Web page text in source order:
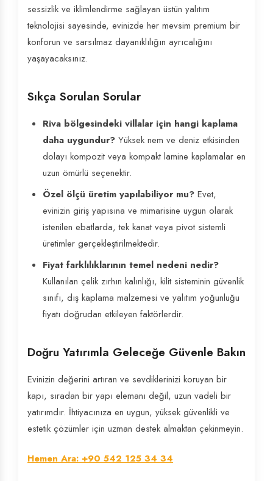
sessizlik ve iklimlendirme sağlayan üstün yalıtım
teknolojisi sayesinde, evinizde her mevsim premium bir
konforun ve sarsılmaz dayanıklılığın ayrıcalığını
yaşayacaksınız.
Sıkça Sorulan Sorular
Riva bölgesindeki villalar için hangi kaplama
daha uygundur? Yüksek nem ve deniz etkisinden
dolayı kompozit veya kompakt lamine kaplamalar en
uzun ömürlü seçenektir.
Özel ölçü üretim yapılabiliyor mu? Evet,
evinizin giriş yapısına ve mimarisine uygun olarak
istenilen ebatlarda, tek kanat veya pivot sistemli
üretimler gerçekleştirilmektedir.
Fiyat farklılıklarının temel nedeni nedir?
Kullanılan çelik zırhın kalınlığı, kilit sisteminin güvenlik
sınıfı, dış kaplama malzemesi ve yalıtım yoğunluğu
fiyatı doğrudan etkileyen faktörlerdir.
Doğru Yatırımla Geleceğe Güvenle Bakın
Evinizin değerini artıran ve sevdiklerinizi koruyan bir
kapı, sıradan bir yapı elemanı değil, uzun vadeli bir
yatırımdır. İhtiyacınıza en uygun, yüksek güvenlikli ve
estetik çözümler için uzman destek almaktan çekinmeyin.
Hemen Ara: +90 542 125 34 34